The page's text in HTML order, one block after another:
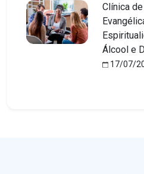
Clínica
Álcool e
17/07/